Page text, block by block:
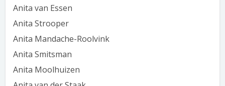
Anita van Essen
Anita Strooper
Anita Mandache-Roolvink
Anita Smitsman
Anita Moolhuizen